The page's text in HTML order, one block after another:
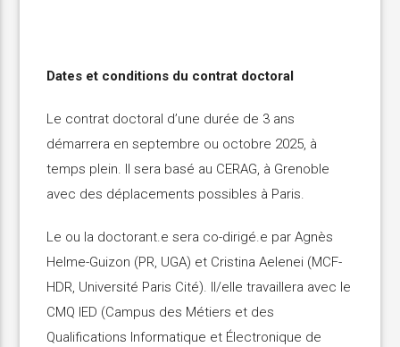
Dates et conditions du contrat doctoral
Le contrat doctoral d’une durée de 3 ans
démarrera en septembre ou octobre 2025, à
temps plein. Il sera basé au CERAG, à Grenoble
avec des déplacements possibles à Paris.
Le ou la doctorant.e sera co-dirigé.e par Agnès
Helme-Guizon (PR, UGA) et Cristina Aelenei (MCF-
HDR, Université Paris Cité). Il/elle travaillera avec le
CMQ IED (Campus des Métiers et des
Qualifications Informatique et Électronique de